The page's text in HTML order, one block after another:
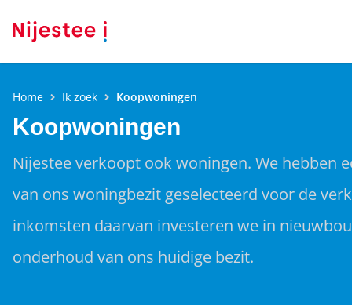
Home Ik zoek Koopwoningen
Koopwoningen
Nijestee verkoopt ook woningen. We hebben
van ons woningbezit geselecteerd voor de
inkomsten daarvan investeren we in
onderhoud van ons huidige bezit.